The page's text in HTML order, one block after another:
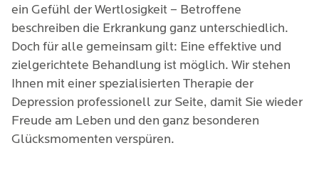
ein Gefühl der Wertlosigkeit – Betroffene
beschreiben die Erkrankung ganz unterschiedlich.
Doch für alle gemeinsam gilt: Eine effektive und
zielgerichtete Behandlung ist möglich. Wir stehen
Ihnen mit einer spezialisierten Therapie der
Depression professionell zur Seite, damit Sie wieder
Freude am Leben und den ganz besonderen
Glücksmomenten verspüren.